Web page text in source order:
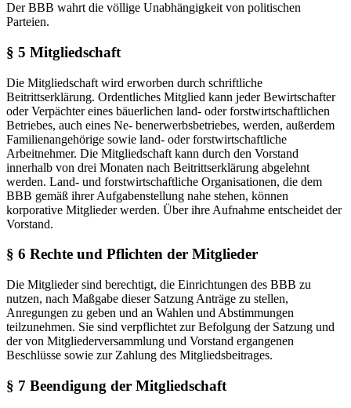
Der BBB wahrt die völlige Unabhängigkeit von politischen
Parteien.
§ 5 Mitgliedschaft
Die Mitgliedschaft wird erworben durch schriftliche
Beitrittserklärung. Ordentliches Mitglied kann jeder Bewirtschafter
oder Verpächter eines bäuerlichen land- oder forstwirtschaftlichen
Betriebes, auch eines Ne- benerwerbsbetriebes, werden, außerdem
Familienangehörige sowie land- oder forstwirtschaftliche
Arbeitnehmer. Die Mitgliedschaft kann durch den Vorstand
innerhalb von drei Monaten nach Beitrittserklärung abgelehnt
werden. Land- und forstwirtschaftliche Organisationen, die dem
BBB gemäß ihrer Aufgabenstellung nahe stehen, können
korporative Mitglieder werden. Über ihre Aufnahme entscheidet der
Vorstand.
§ 6 Rechte und Pflichten der Mitglieder
Die Mitglieder sind berechtigt, die Einrichtungen des BBB zu
nutzen, nach Maßgabe dieser Satzung Anträge zu stellen,
Anregungen zu geben und an Wahlen und Abstimmungen
teilzunehmen. Sie sind verpflichtet zur Befolgung der Satzung und
der von Mitgliederversammlung und Vorstand ergangenen
Beschlüsse sowie zur Zahlung des Mitgliedsbeitrages.
§ 7 Beendigung der Mitgliedschaft